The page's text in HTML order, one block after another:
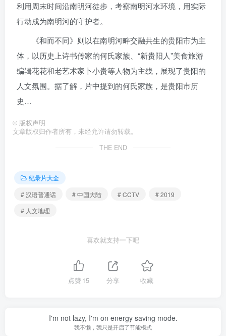
利用周末时间沿南明河徒步，考察南明河水环境，用实际
行动成为南明河的守护者。
《和而不同》则以在南明河畔交融共生的贵阳市为主
体，以历史上诗书传家的何氏家族、“新贵阳人”美食旅游
编辑花花和老艺术家卜小贵等人物为主线，展现了贵阳的
人文氛围。据了解，片中提到的何氏家族，是贵阳市历
史…
© 版权声明
文章版权归作者所有，未经允许请勿转载。
THE END
纪录片大全
# 汉语普通话
# 中国大陆 # CCTV
# 2019
# 人文地理
喜欢就支持一下吧
点赞15 分享 收藏
I'm not lazy, I'm on energy saving mode.
我不懒，我只是开启了节能模式